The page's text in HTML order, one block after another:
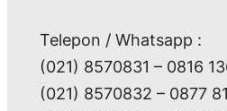
Telepon / Whatsapp :
(021) 8570831 – 0816
(021) 8570832 – 0877